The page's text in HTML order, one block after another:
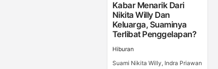
Kabar Menarik Dari
Nikita Willy Dan
Keluarga, Suaminya
Terlibat Penggelapan?
Hiburan
Suami Nikita Willy, Indra Priawan